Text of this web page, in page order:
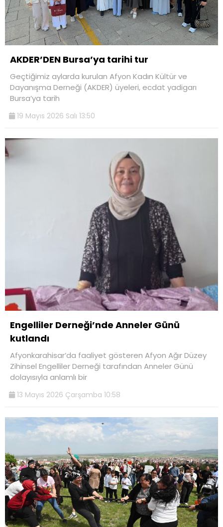
AKDER’DEN Bursa’ya tarihi tur
Geçtiğimiz aylarda kurulan Afyon Kadın Kültür ve
Dayanışma Derneği (AKDER) üyeleri, ecdat yadigarı
Bursa’ya tarih
19 Mayıs 2026 Salı 13:50
Engelliler Derneği’nde Anneler Günü
kutlandı
Afyonkarahisar’da faaliyet gösteren Afyon Ağır Düzey
Zihinsel Engelliler Derneği tarafından Anneler Günü
dolayısıyla anlamlı bir
13 Mayıs 2026 Çarşamba 10:58